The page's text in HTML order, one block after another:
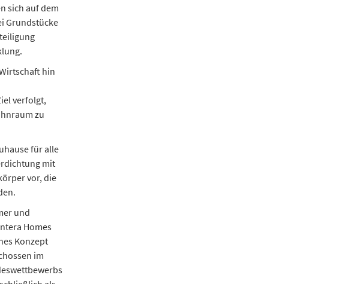
sich auf dem
Grundstücke
hin
verfolgt,
zu
für alle
mit
vor, die
und
Homes
Konzept
im